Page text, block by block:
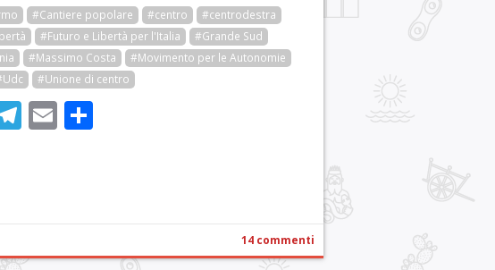
#Cantiere popolare #centro
#centrodestra
#Futuro e Libertà per l'Italia
#Grande Sud
#Massimo Costa
#Movimento per le Autonomie
#Unione di centro
Telegram
Email
14 commenti